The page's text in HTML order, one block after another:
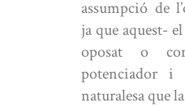
assumpció de
ja que aquest-
oposat o
potenciador i
naturalesa que